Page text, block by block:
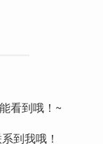
看到哦！~
到我哦！